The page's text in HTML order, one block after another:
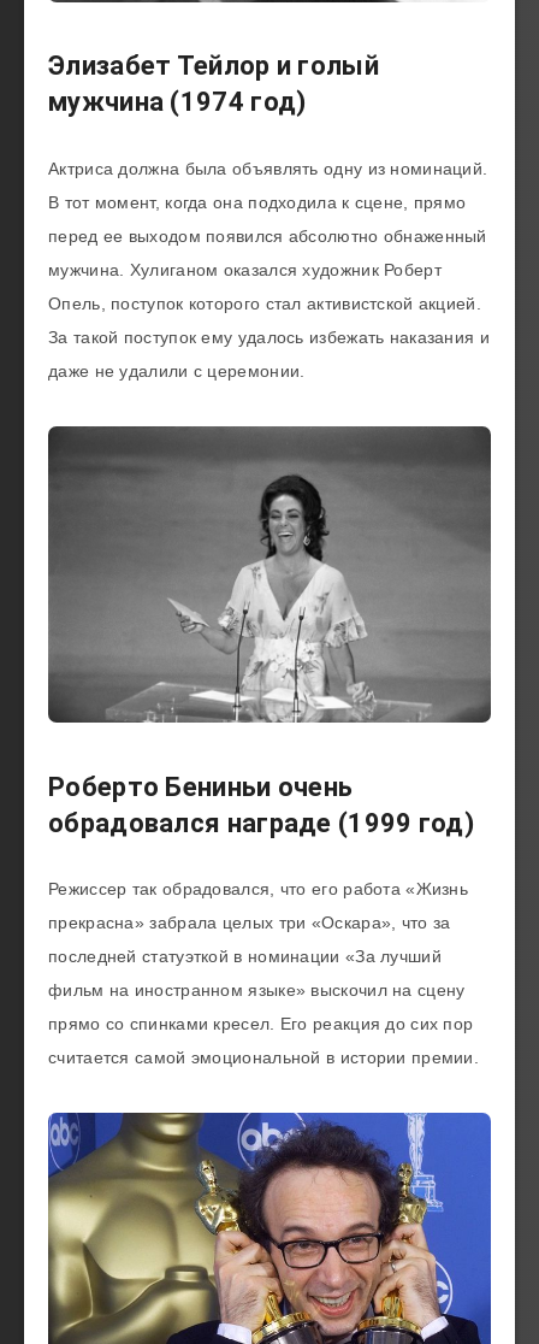
Элизабет Тейлор и голый
мужчина (1974 год)
Актриса должна была объявлять одну из номинаций.
В тот момент, когда она подходила к сцене, прямо
перед ее выходом появился абсолютно обнаженный
мужчина. Хулиганом оказался художник Роберт
Опель, поступок которого стал активистской акцией.
За такой поступок ему удалось избежать наказания и
даже не удалили с церемонии.
Роберто Бениньи очень
обрадовался награде (1999 год)
Режиссер так обрадовался, что его работа «Жизнь
прекрасна» забрала целых три «Оскара», что за
последней статуэткой в номинации «За лучший
фильм на иностранном языке» выскочил на сцену
прямо со спинками кресел. Его реакция до сих пор
считается самой эмоциональной в истории премии.